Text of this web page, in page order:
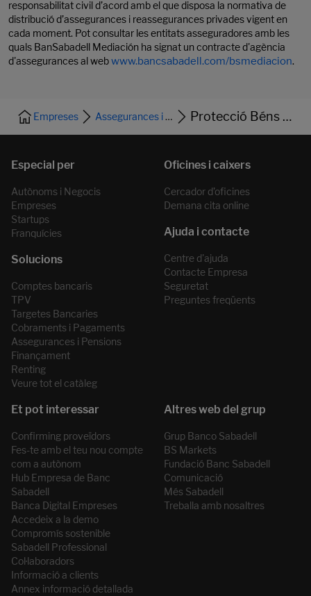
responsabilitat civil d’acord amb el que disposa la normativa de
distribució d’assegurances i reassegurances privades vigent en
cada moment. Pot consultar les entitats asseguradores amb les
quals BanSabadell Mediación ha signat un contracte d'agència
d'assegurances al webwww.bancsabadell.com/bsmediacion.
Empreses Assegurances i Pensions Protecció Béns Finançats
Autònoms i Negocis
Empreses
Startups
Franquícies
Comptes bancaris
TPV
Targetes Bancaries
Cobraments i Pagaments
Assegurances i Pensions
Finançament
Renting
Veure tot el catàleg
Cercador d’oficines
Demana cita online
Centre d'ajuda
Contacte Empresa
Seguretat
Preguntes freqüents
Confirming proveïdors
Fes-te amb el teu nou compte
com a autònom
Hub Empresa de Banc
Sabadell
Banca Digital Empreses
Accedeix a la demo
Compromís sostenible
Sabadell Professional
Col·laboradors
Informació a clients
Annex informació detallada
Grup Banco Sabadell
BS Markets
Fundació Banc Sabadell
Comunicació
Més Sabadell
Treballa amb nosaltres